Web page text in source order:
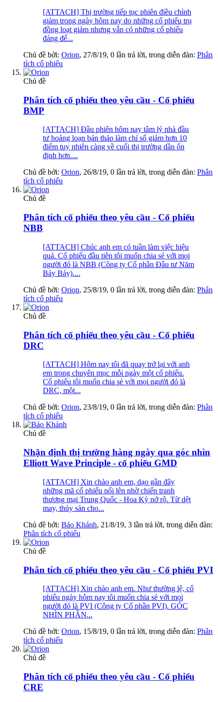
[ATTACH] Thị trường tiếp tục phiên điều chỉnh
giảm trong ngày hôm nay do những cổ phiếu trụ
đồng loạt giảm nhưng vẫn có những cổ phiếu
đáng để...
Chủ đề bởi: Orion, 27/8/19, 0 lần trả lời, trong diễn đàn: Phân
tích cổ phiếu
Chủ đề
Phân tích cổ phiếu theo yêu cầu - Cổ phiếu
BMP
[ATTACH] Đầu phiên hôm nay tâm lý nhà đầu
tư hoảng loạn bán tháo làm chỉ số giảm hơn 10
điểm tuy nhiên càng về cuối thị trường dần ổn
định hơn....
Chủ đề bởi: Orion, 26/8/19, 0 lần trả lời, trong diễn đàn: Phân
tích cổ phiếu
Chủ đề
Phân tích cổ phiếu theo yêu cầu - Cổ phiếu
NBB
[ATTACH] Chúc anh em có tuần làm việc hiệu
quả. Cổ phiếu đầu tiên tôi muốn chia sẻ với mọi
người đó là NBB (Công ty Cổ phần Đầu tư Năm
Bảy Bảy)....
Chủ đề bởi: Orion, 25/8/19, 0 lần trả lời, trong diễn đàn: Phân
tích cổ phiếu
Chủ đề
Phân tích cổ phiếu theo yêu cầu - Cổ phiếu
DRC
[ATTACH] Hôm nay tôi đã quay trở lại với anh
em trong chuyên mục mỗi ngày một cổ phiếu.
Cổ phiếu tôi muốn chia sẻ với mọi người đó là
DRC, một...
Chủ đề bởi: Orion, 23/8/19, 0 lần trả lời, trong diễn đàn: Phân
tích cổ phiếu
Chủ đề
Nhận định thị trường hàng ngày qua góc nhìn
Elliott Wave Principle - cổ phiếu GMD
[ATTACH] Xin chào anh em, dạo gần đây
những mã cổ phiếu nổi lên nhờ chiến tranh
thương mại Trung Quốc - Hoa Kỳ nở rộ. Từ dệt
may, thủy sản cho...
Chủ đề bởi: Bảo Khánh, 21/8/19, 3 lần trả lời, trong diễn đàn:
Phân tích cổ phiếu
Chủ đề
Phân tích cổ phiếu theo yêu cầu - Cổ phiếu PVI
[ATTACH] Xin chào anh em. Như thường lệ, cổ
phiếu ngày hôm nay tôi muốn chia sẻ với mọi
người đó là PVI (Công ty Cổ phần PVI). GÓC
NHÌN PHÂN...
Chủ đề bởi: Orion, 15/8/19, 0 lần trả lời, trong diễn đàn: Phân
tích cổ phiếu
Chủ đề
Phân tích cổ phiếu theo yêu cầu - Cổ phiếu
CRE